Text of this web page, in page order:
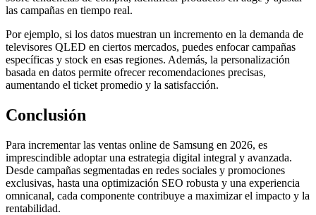
las campañas en tiempo real.
Por ejemplo, si los datos muestran un incremento en la demanda de
televisores QLED en ciertos mercados, puedes enfocar campañas
específicas y stock en esas regiones. Además, la personalización
basada en datos permite ofrecer recomendaciones precisas,
aumentando el ticket promedio y la satisfacción.
Conclusión
Para incrementar las ventas online de Samsung en 2026, es
imprescindible adoptar una estrategia digital integral y avanzada.
Desde campañas segmentadas en redes sociales y promociones
exclusivas, hasta una optimización SEO robusta y una experiencia
omnicanal, cada componente contribuye a maximizar el impacto y la
rentabilidad.